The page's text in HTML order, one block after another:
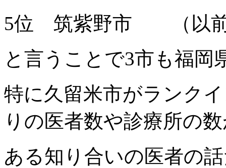
5位 筑紫野市 （以前
と言うことで3市も福岡
特に久留米市がランク
りの医者数や診療所の
ある知り合いの医者の